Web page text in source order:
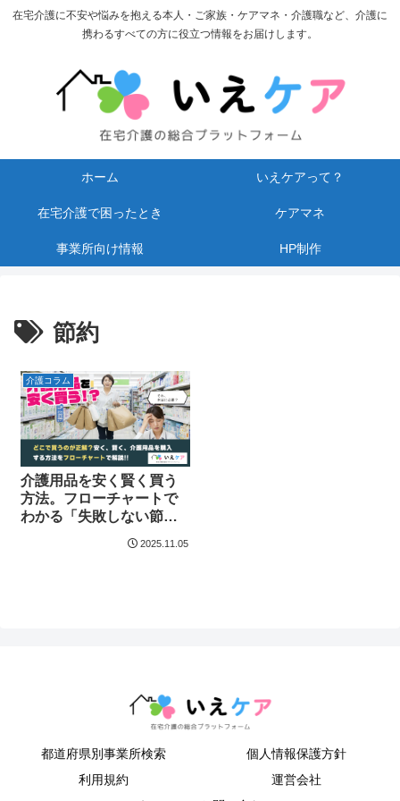
在宅介護に不安や悩みを抱える本人・ご家族・ケアマネ・介護職など、介護に
携わるすべての方に役立つ情報をお届けします。
ホーム いえケアって？
在宅介護で困ったとき ケアマネ
事業所向け情報 HP制作
節約
介護コラム
介護用品を安く賢く買う
方法。フローチャートで
わかる「失敗しない節約
2025.11.05
都道府県別事業所検索
個人情報保護方針
利用規約
運営会社